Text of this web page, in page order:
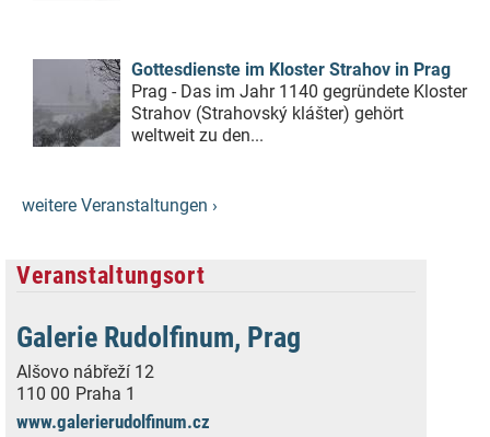
Gottesdienste im Kloster Strahov in Prag
Prag - Das im Jahr 1140 gegründete Kloster
Strahov (Strahovský klášter) gehört
weltweit zu den...
weitere Veranstaltungen ›
Veranstaltungsort
Galerie Rudolfinum, Prag
Alšovo nábřeží 12
110 00 Praha 1
www.galerierudolfinum.cz